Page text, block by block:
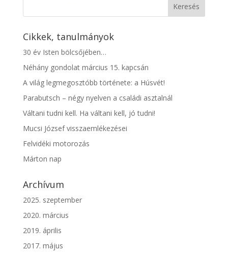
Cikkek, tanulmányok
30 év Isten bölcsőjében…
Néhány gondolat március 15. kapcsán
A világ legmegosztóbb története: a Húsvét!
Parabutsch – négy nyelven a családi asztalnál
Váltani tudni kell. Ha váltani kell, jó tudni!
Mucsi József visszaemlékezései
Felvidéki motorozás
Márton nap
Archívum
2025. szeptember
2020. március
2019. április
2017. május